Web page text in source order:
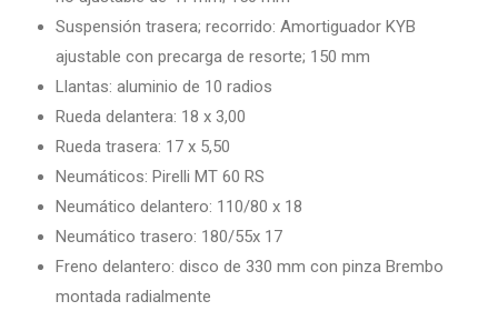
Suspensión trasera; recorrido: Amortiguador KYB
ajustable con precarga de resorte; 150 mm
Llantas: aluminio de 10 radios
Rueda delantera: 18 x 3,00
Rueda trasera: 17 x 5,50
Neumáticos: Pirelli MT 60 RS
Neumático delantero: 110/80 x 18
Neumático trasero: 180/55x 17
Freno delantero: disco de 330 mm con pinza Brembo
montada radialmente